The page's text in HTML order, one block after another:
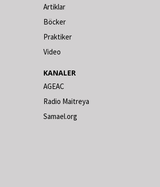
Artiklar
Böcker
Praktiker
Video
KANALER
AGEAC
Radio Maitreya
Samael.org